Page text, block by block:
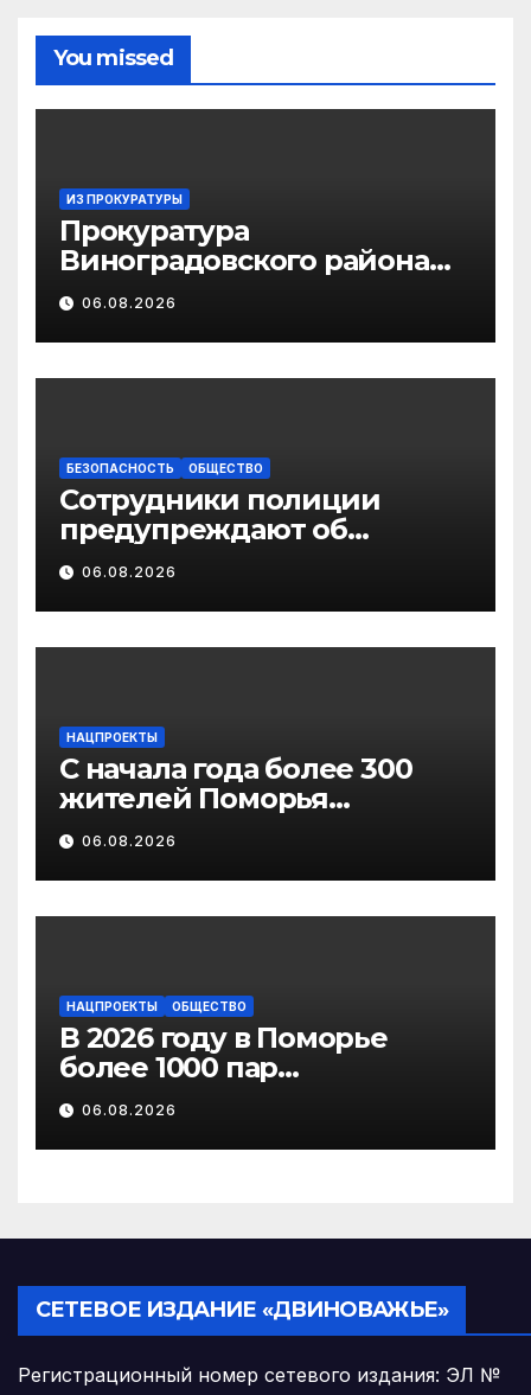
You missed
ИЗ ПРОКУРАТУРЫ
Прокуратура
Виноградовского района
информирует об
изменениях
законодательства в сфере
государственной
работников
06.08.2026
БЕЗОПАСНОСТЬ ОБЩЕСТВО
Сотрудники полиции
предупреждают об
участившихся случаях
мошенничества в
отношении родственников
участников СВО
06.08.2026
НАЦПРОЕКТЫ
С начала года более 300
жителей Поморья
получили выплату на
газификацию
06.08.2026
НАЦПРОЕКТЫ ОБЩЕСТВО
В 2026 году в Поморье
более 1000 пар
новобрачных получили
«Сертификат
молодоженов»
06.08.2026
СЕТЕВОЕ ИЗДАНИЕ «ДВИНОВАЖЬЕ»
Регистрационный номер сетевого издания: ЭЛ №